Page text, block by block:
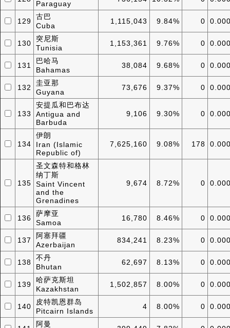
Paraguay
129
古巴
Cuba
1,115,043 9.84% 0
130
突尼斯
Tunisia
1,153,361 9.76% 0
131
巴哈马
Bahamas
38,084 9.68% 0
132
圭亚那
Guyana
73,676 9.37% 0
133
安提瓜和巴布达
Antigua and
Barbuda
9,106 9.30% 0
134
伊朗
Iran (Islamic
Republic of)
7,625,160 9.08% 178
135
圣文森特和格林
纳丁斯
Saint Vincent
and the
Grenadines
9,674 8.72% 0
136
萨摩亚
Samoa
16,780 8.46% 0
137
阿塞拜疆
Azerbaijan
834,241 8.23% 0
138
不丹
Bhutan
62,697 8.13% 0
139
哈萨克斯坦
Kazakhstan
1,502,857 8.00% 0
140
皮特凯恩群岛
Pitcairn Islands
4 8.00% 0
阿曼